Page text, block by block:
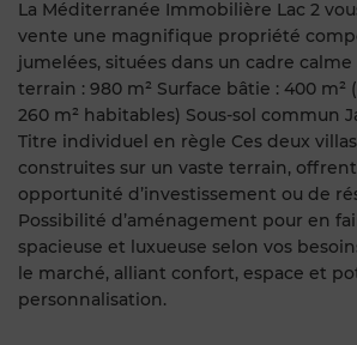
La Méditerranée Immobilière Lac 2
vente une magnifique propriété
jumelées, situées dans un cadre
terrain : 980 m² Surface bâtie : 400 m²
260 m² habitables) Sous-sol commun
Titre individuel en règle Ces deux
construites sur un vaste terrain,
opportunité d’investissement ou de
Possibilité d’aménagement pour en
spacieuse et luxueuse selon vos
le marché, alliant confort, espace et
personnalisation.